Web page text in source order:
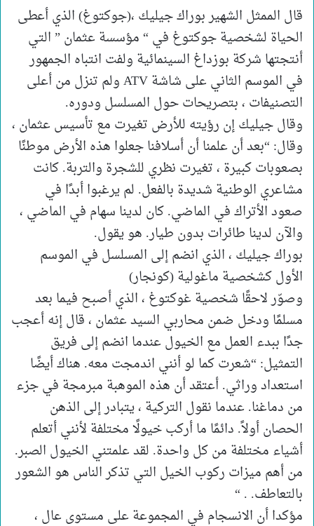
قال الممثل الشهير بوراك جيليك ،(جوكتوغ) الذي أعطى
الحياة لشخصية جوكتوغ في “ مؤسسة عثمان ” التي
أنتجتها شركة بوزداغ السينمائية ولفت انتباه الجمهور
في الموسم الثاني على شاشة ATV ولم تنزل من أعلى
التصنيفات ، بتصريحات حول المسلسل ودوره.
وقال جيليك إن رؤيته للأرض تغيرت مع تأسيس عثمان ،
وقال: “بعد أن علمنا أن أسلافنا جعلوا هذه الأرض موطنًا
بصعوبات كبيرة ، تغيرت نظري للشجرة والتربة. كانت
مشاعري الوطنية شديدة بالفعل. لم يرغبوا أبدًا في
صعود الأتراك في الماضي. كان لدينا سهام في الماضي ،
والآن لدينا طائرات بدون طيار. هو يقول.
بوراك جيليك ، الذي انضم إلى المسلسل في الموسم
الأول كشخصية ماغولية (كونجار)
وصوّر لاحقًا شخصية غوكتوغ ، الذي أصبح فيما بعد
مسلمًا ودخل ضمن محاربي السيد عثمان ، قال إنه أعجب
جدًا ببدء العمل مع الخيول عندما انضم إلى فريق
التمثيل: “شعرت كما لو أنني اندمجت معه. هناك أيضًا
استعداد وراثي. أعتقد أن هذه الموهبة مبرمجة في جزء
من دماغنا. عندما نقول التركية ، يتبادر إلى الذهن
الحصان أولاً. دائمًا ما أركب خيولًا مختلفة لأنني أتعلم
أشياء مختلفة من كل واحدة. لقد علمتني الخيول الصبر.
من أهم ميزات ركوب الخيل التي تذكر الناس هو الشعور
بالتعاطف. . “
مؤكدا أن الانسجام في المجموعة على مستوى عال ،